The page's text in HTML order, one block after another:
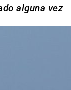
alguna vez